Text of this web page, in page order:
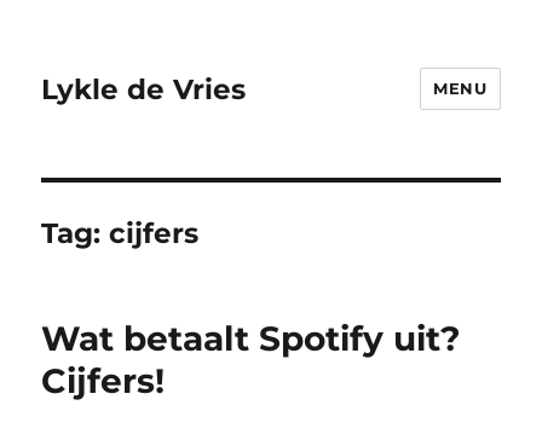
Lykle de Vries MENU
Tag:cijfers
Wat betaalt Spotify uit?
Cijfers!